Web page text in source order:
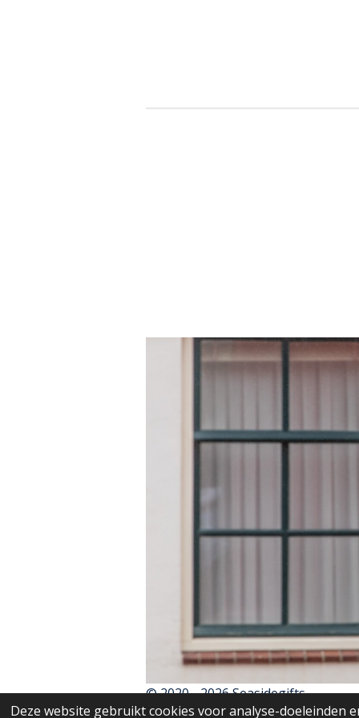
Deze website gebruikt cookies voor analyse-doeleinden
© 2020 - 2026 Seasidegifts